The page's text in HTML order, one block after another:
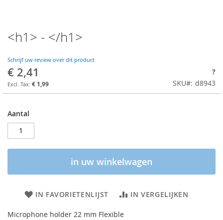
<h1> - </h1>
Schrijf uw review over dit product
€ 2,41
€ 1,99
?
SKU
d8943
Aantal
in uw winkelwagen
IN FAVORIETENLIJST IN VERGELIJKEN
Microphone holder 22 mm Flexible